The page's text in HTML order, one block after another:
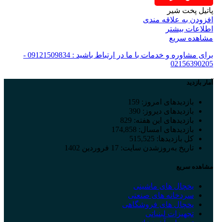
پاتیل پخت شیر
افزودن به علاقه مندی
اطلاعات بیشتر
مشاهده سریع
برای مشاوره و خدمات با ما در ارتباط باشید : 09121509834 -
02156390205
آمار بازدید
بازدیدهای امروز: 159
بازدیدهای دیروز: 390
بازدیدهای این هفته: 829
بازدیدهای امسال: 174,858
کل بازدیدها: 515,525
تاریخ به‌روزشدن سایت: 17 فروردین 1402
مشاهده سریع
یخچال های ماشینی
سردخانه های صنعتی
یخچال های فروشگاهی
تجهیزات لبنیاتی